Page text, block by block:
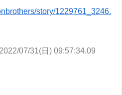
story/1229761_3246.
2022/07/31(日) 09:57:34.09